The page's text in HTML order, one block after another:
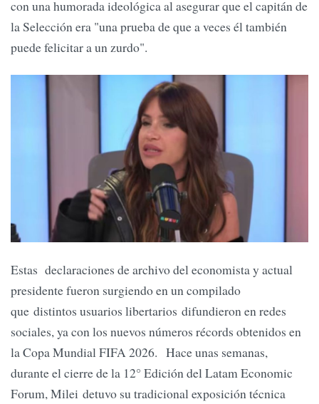
con una humorada ideológica al asegurar que el capitán de
la Selección era "una prueba de que a veces él también
puede felicitar a un zurdo".
Estas declaraciones de archivo del economista y actual
presidente fueron surgiendo en un compilado
que distintos usuarios libertarios difundieron en redes
sociales, ya con los nuevos números récords obtenidos en
la Copa Mundial FIFA 2026. Hace unas semanas,
durante el cierre de la 12° Edición del Latam Economic
Forum, Milei detuvo su tradicional exposición técnica